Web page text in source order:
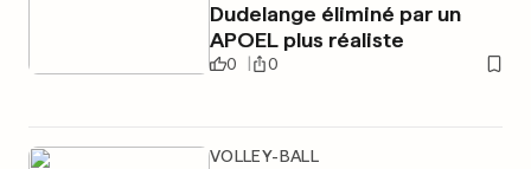
Dudelange éliminé par un
APOEL plus réaliste
0 0
VOLLEY-BALL